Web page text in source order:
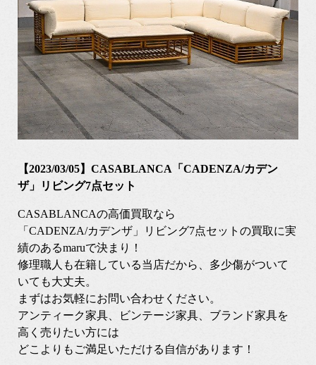
【2023/03/05】CASABLANCA「CADENZA/カデン
ザ」リビング7点セット
CASABLANCAの高価買取なら
「CADENZA/カデンザ」リビング7点セットの買取に実
績のあるmaruで決まり！
修理職人も在籍している当店だから、多少傷がついて
いても大丈夫。
まずはお気軽にお問い合わせください。
アンティーク家具、ビンテージ家具、ブランド家具を
高く売りたい方には
どこよりもご満足いただける自信があります！